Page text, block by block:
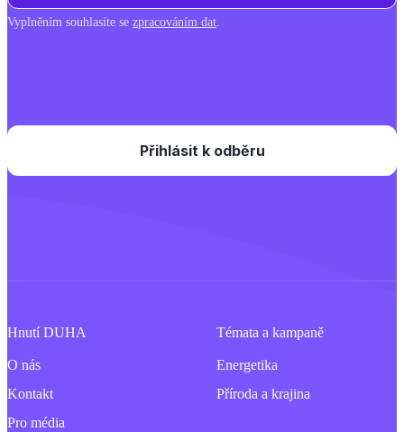
Vyplněním souhlasíte se zpracováním dat.
Hnutí DUHA
O nás
Kontakt
Pro média
Témata a kampaně
Energetika
Příroda a krajina